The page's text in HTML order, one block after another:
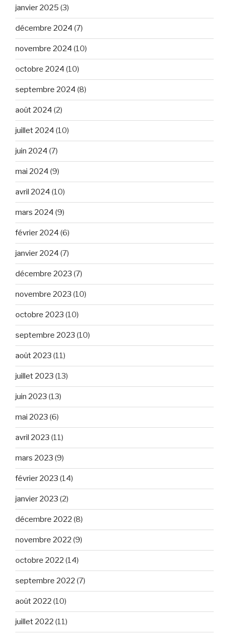
janvier 2025 (3)
décembre 2024 (7)
novembre 2024 (10)
octobre 2024 (10)
septembre 2024 (8)
août 2024 (2)
juillet 2024 (10)
juin 2024 (7)
mai 2024 (9)
avril 2024 (10)
mars 2024 (9)
février 2024 (6)
janvier 2024 (7)
décembre 2023 (7)
novembre 2023 (10)
octobre 2023 (10)
septembre 2023 (10)
août 2023 (11)
juillet 2023 (13)
juin 2023 (13)
mai 2023 (6)
avril 2023 (11)
mars 2023 (9)
février 2023 (14)
janvier 2023 (2)
décembre 2022 (8)
novembre 2022 (9)
octobre 2022 (14)
septembre 2022 (7)
août 2022 (10)
juillet 2022 (11)